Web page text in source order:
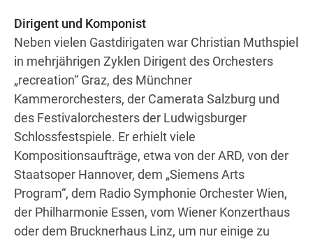
Dirigent und Komponist
Neben vielen Gastdirigaten war Christian Muthspiel
in mehrjährigen Zyklen Dirigent des Orchesters
„recreation“ Graz, des Münchner
Kammerorchesters, der Camerata Salzburg und
des Festivalorchesters der Ludwigsburger
Schlossfestspiele. Er erhielt viele
Kompositionsaufträge, etwa von der ARD, von der
Staatsoper Hannover, dem „Siemens Arts
Program“, dem Radio Symphonie Orchester Wien,
der Philharmonie Essen, vom Wiener Konzerthaus
oder dem Brucknerhaus Linz, um nur einige zu